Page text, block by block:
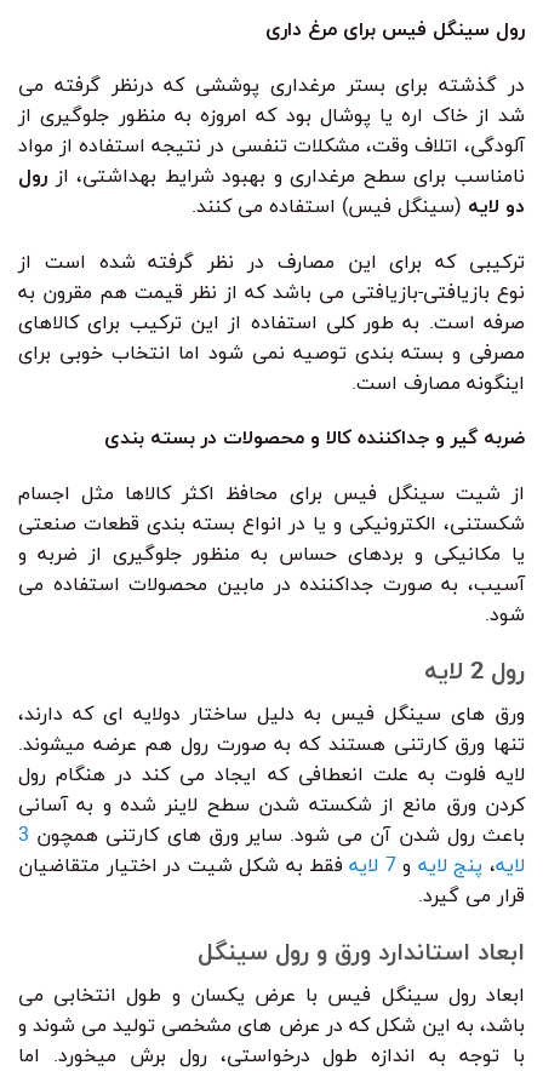
رول سینگل فیس برای مرغ داری
در گذشته برای بستر مرغداری پوششی که درنظر گرفته می
شد از خاک اره یا پوشال بود که امروزه به منظور جلوگیری از
آلودگی، اتلاف وقت، مشکلات تنفسی در نتیجه استفاده از مواد
نامناسب برای سطح مرغداری و بهبود شرایط بهداشتی، از رول
دو لایه (سینگل فیس) استفاده می کنند.
ترکیبی که برای این مصارف در نظر گرفته شده است از
نوع بازیافتی-بازیافتی می باشد که از نظر قیمت هم مقرون به
صرفه است. به طور کلی استفاده از این ترکیب برای کالاهای
مصرفی و بسته بندی توصیه نمی شود اما انتخاب خوبی برای
اینگونه مصارف است.
ضربه گیر و جداکننده کالا و محصولات در بسته بندی
از شیت سینگل فیس برای محافظ اکثر کالاها مثل اجسام
شکستنی، الکترونیکی و یا در انواع بسته بندی قطعات صنعتی
یا مکانیکی و بردهای حساس به منظور جلوگیری از ضربه و
آسیب، به صورت جداکننده در مابین محصولات استفاده می
شود.
رول 2 لایه
ورق های سینگل فیس به دلیل ساختار دولایه ای که دارند،
تنها ورق کارتنی هستند که به صورت رول هم عرضه میشوند.
لایه فلوت به علت انعطافی که ایجاد می کند در هنگام رول
کردن ورق مانع از شکسته شدن سطح لاینر شده و به آسانی
باعث رول شدن آن می شود. سایر ورق های کارتنی همچون 3
لایه، پنج لایه و7 لایه
فقط به شکل شیت در اختیار متقاضیان
قرار می گیرد.
ابعاد استاندارد ورق و رول سینگل
ابعاد رول سینگل فیس با عرض یکسان و طول انتخابی می
باشد، به این شکل که در عرض های مشخصی تولید می شوند و
با توجه به اندازه طول درخواستی، رول برش میخورد. اما